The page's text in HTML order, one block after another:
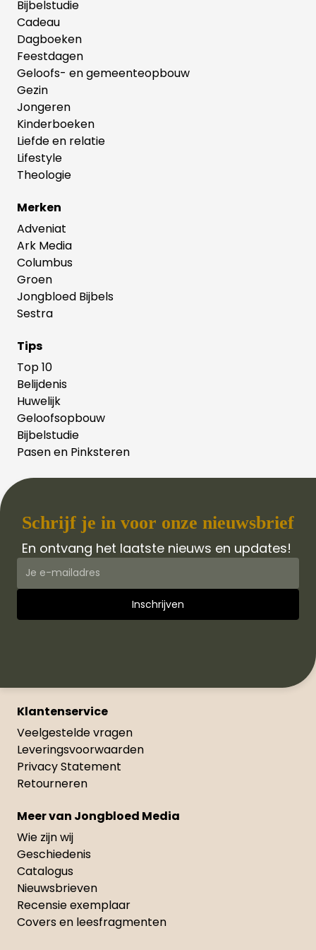
Bijbelstudie
Cadeau
Dagboeken
Feestdagen
Geloofs- en gemeenteopbouw
Gezin
Jongeren
Kinderboeken
Liefde en relatie
Lifestyle
Theologie
Merken
Adveniat
Ark Media
Columbus
Groen
Jongbloed Bijbels
Sestra
Tips
Top 10
Belijdenis
Huwelijk
Geloofsopbouw
Bijbelstudie
Pasen en Pinksteren
Schrijf je in voor onze nieuwsbrief
En ontvang het laatste nieuws en updates!
Klantenservice
Veelgestelde vragen
Leveringsvoorwaarden
Privacy Statement
Retourneren
Meer van Jongbloed Media
Wie zijn wij
Geschiedenis
Catalogus
Nieuwsbrieven
Recensie exemplaar
Covers en leesfragmenten